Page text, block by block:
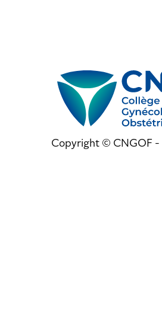
Copyright © CNGOF -